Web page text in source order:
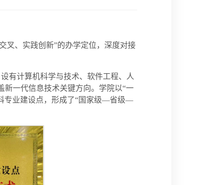
叉、实践创新”的办学定位，深度对接
有计算机科学与技术、软件工程、人
新一代信息技术关键方向。学院以“一
专业建设点，形成了“国家级—省级—